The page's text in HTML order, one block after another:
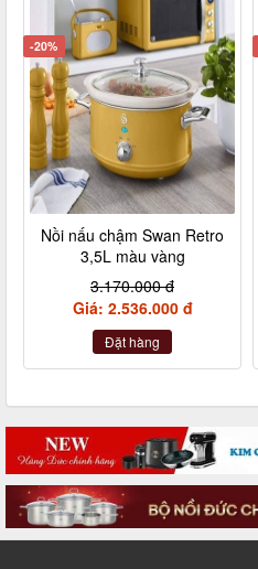
-20%
Nồi nấu chậm Swan Retro
3,5L màu vàng
3.170.000 đ
Giá: 2.536.000 đ
Đặt hàng